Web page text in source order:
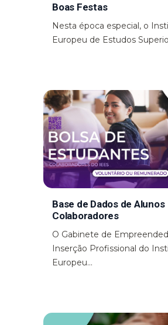
Boas Festas
Nesta época especial, o
Europeu de Estudos
Base de Dados de Alunos
Colaboradores
O Gabinete de
Inserção Profissional do
Europeu...